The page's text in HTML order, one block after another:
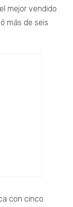
mejor vendido
más de seis
con cinco